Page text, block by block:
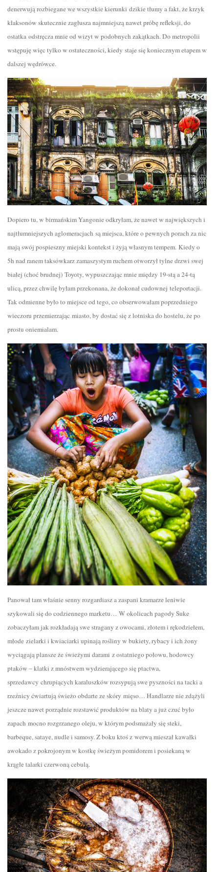
denerwują rozbiegane we wszystkie kierunki dzikie tłumy a fakt, że krzyk
klaksonów skutecznie zagłusza najmniejszą nawet próbę refleksji, do
ostatka odstręcza mnie od wizyt w podobnych zakątkach. Do metropolii
wstępuję więc tylko w ostateczności, kiedy staje się koniecznym etapem w
dalszej wędrówce.
Dopiero tu, w birmańskim Yangonie odkryłam, że nawet w największych i
najtłumniejszych aglomeracjach są miejsca, które o pewnych porach za nic
mają swój pospieszny miejski kontekst i żyją własnym tempem. Kiedy o
5h nad ranem taksówkarz zamaszystym ruchem otworzył tylne drzwi swej
białej (choć brudnej) Toyoty, wypuszczając mnie między 19-stą a 24-tą
ulicą, przez chwilę byłam przekonana, że dokonał cudownej teleportacji.
Tak odmienne było to miejsce od tego, co obserwowałam poprzedniego
wieczoru przemierzając miasto, by dostać się z lotniska do hostelu, że po
prostu oniemialam.
Panował tam właśnie senny rozgardiasz a zaspani kramarze leniwie
szykowali się do codziennego marketu… W okolicach pagody Suke
zobaczyłam jak rozkładają swe stragany z owocami, złotem i rękodziełem,
młode zielarki i kwiaciarki upinają rośliny w bukiety, rybacy i ich żony
wyciągają plansze że świeżymi darami z ostatniego połowu, hodowcy
ptaków – klatki z mnóstwem wydzierającego się ptactwa,
sprzedawcy chrupiących karaluszków rozsypują swe pyszności na tacki a
rzeźnicy ćwiartują świeżo obdarte ze skóry mięso… Handlarze nie zdążyli
jeszcze nawet porządnie rozstawić produktów na blaty a już czuć było
zapach mocno rozgrzanego oleju, w którym podsmażały się steki,
barbeque, sataye, nudle i samosy. Z boku ktoś z werwą mieszał kawałki
awokado z pokrojonym w kostkę świeżym pomidorem i posiekaną w
krągłe talarki czerwoną cebulą.